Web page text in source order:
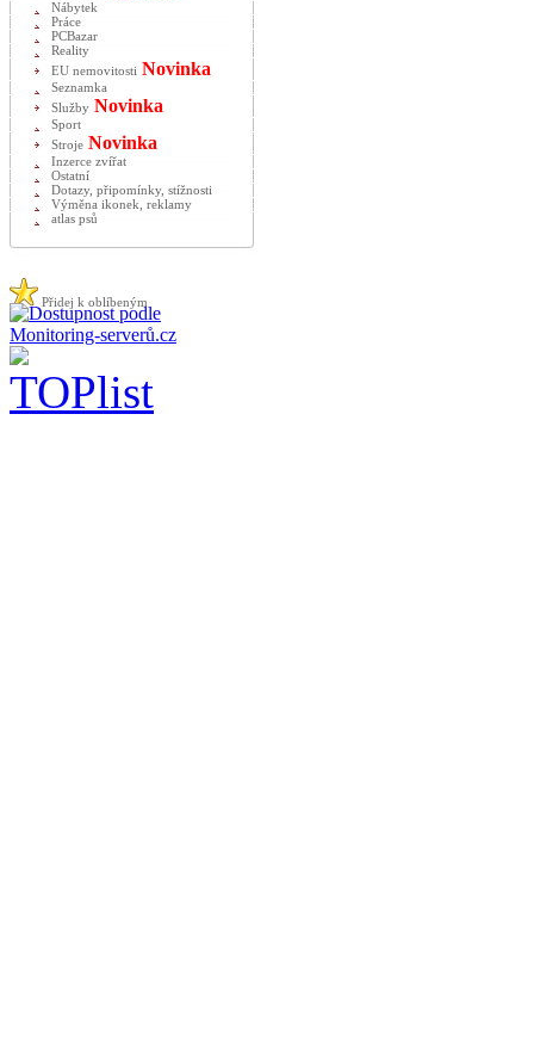
Nábytek
Práce
PCBazar
Reality
EU nemovitosti Novinka
Seznamka
Služby Novinka
Sport
Stroje Novinka
Inzerce zvířat
Ostatní
Dotazy, připomínky, stížnosti
Výměna ikonek, reklamy
atlas psů
Přidej k oblíbeným